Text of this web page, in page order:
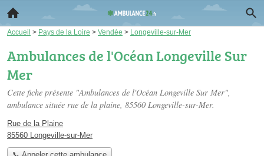
Accueil > Pays de la Loire > Vendée > Longeville-sur-Mer
Ambulances de l'Océan Longeville Sur
Mer
Cette fiche présente "Ambulances de l'Océan Longeville Sur Mer",
ambulance située rue de la plaine, 85560 Longeville-sur-Mer.
Rue de la Plaine
85560 Longeville-sur-Mer